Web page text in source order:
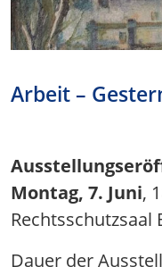
Arbeit –
Montag, 7. Juni,
Rechtsschutzsaal
Dauer der